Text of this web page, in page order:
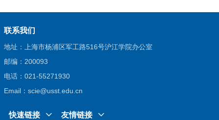
联系我们
地址：上海市杨浦区军工路516号沪江学院办公室
邮编：200093
电话：021-55271930
Email：scie@usst.edu.cn
快速链接 友情链接